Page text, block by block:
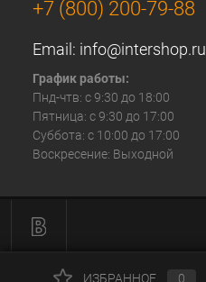
+7 (800) 200-79-88
Email: info@intershop.ru
График работы:
Пнд-чтв: с 9:30 до 18:00
Пятница: с 9:30 до 17:00
Суббота: с 10:00 до 17:00
Воскресение: Выходной
ИЗБРАННОЕ 0